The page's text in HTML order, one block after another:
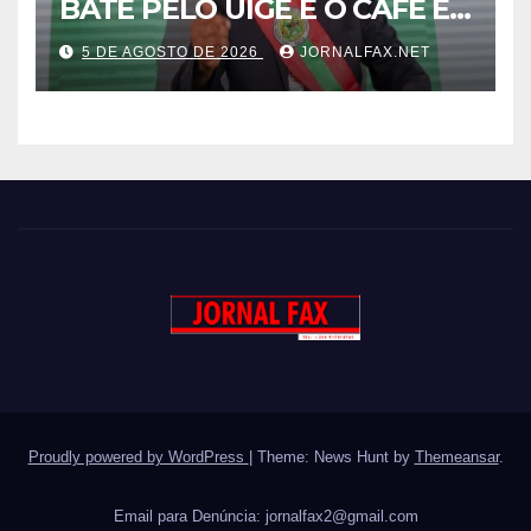
BATE PELO UÍGE E O CAFÉ É
UMA RIQUEZA QUE DORME E
PODE DESPERTAR ANGOLA”
– DISSE ACJ PRESIDENTE DA
5 DE AGOSTO DE 2026 JORNALFAX.NET
Proudly powered by WordPress | Theme: News Hunt by Themeansar.
Email para Denúncia: jornalfax2@gmail.com